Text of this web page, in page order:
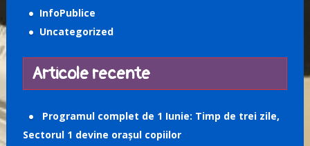
InfoPublice
Uncategorized
Articole recente
Programul complet de 1 Iunie: Timp de trei zile,
Sectorul 1 devine orașul copiilor